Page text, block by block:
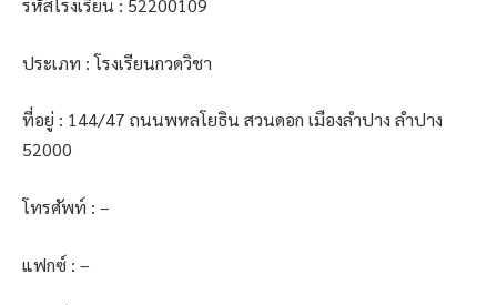
รหัสโรงเรียน : 52200109
ประเภท : โรงเรียนกวดวิชา
ที่อยู่ : 144/47 ถนนพหลโยธิน สวนดอก เมืองลำปาง ลำปาง
52000
โทรศัพท์ : –
แฟกซ์ : –